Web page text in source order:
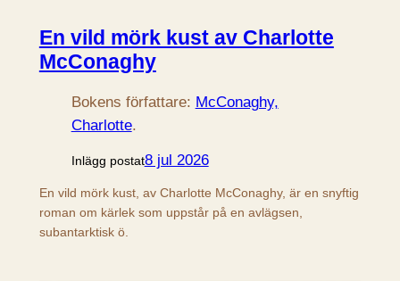
En vild mörk kust av Charlotte
McConaghy
Bokens författare: McConaghy,
Charlotte.
Inlägg postat8 jul 2026
En vild mörk kust, av Charlotte McConaghy, är en snyftig
roman om kärlek som uppstår på en avlägsen,
subantarktisk ö.